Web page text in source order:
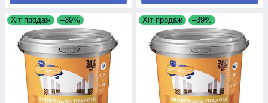
Хіт продаж –39% Хіт продаж –39%